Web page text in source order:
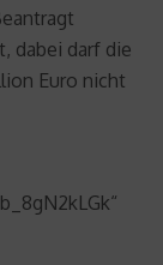
dabei darf die
Euro nicht